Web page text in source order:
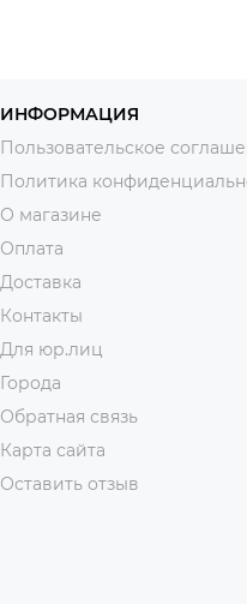
ИНФОРМАЦИЯ
Пользовательское
Политика
О магазине
Оплата
Доставка
Контакты
Для юр.лиц
Города
Обратная связь
Карта сайта
Оставить отзыв